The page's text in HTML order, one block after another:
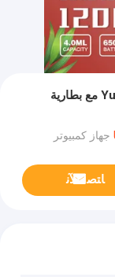
يمكن التخلص من Yuoto Energy Drink Vape مع بطارية
MOQ：50 جهاز كمبيوتر
ﺎﺘﺼﻟ ﺍﻶﻧ